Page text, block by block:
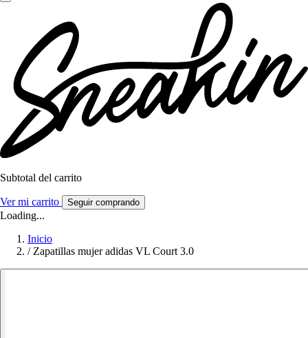
Subtotal del carrito
Ver mi carrito Seguir comprando
Loading...
Inicio
/ Zapatillas mujer adidas VL Court 3.0